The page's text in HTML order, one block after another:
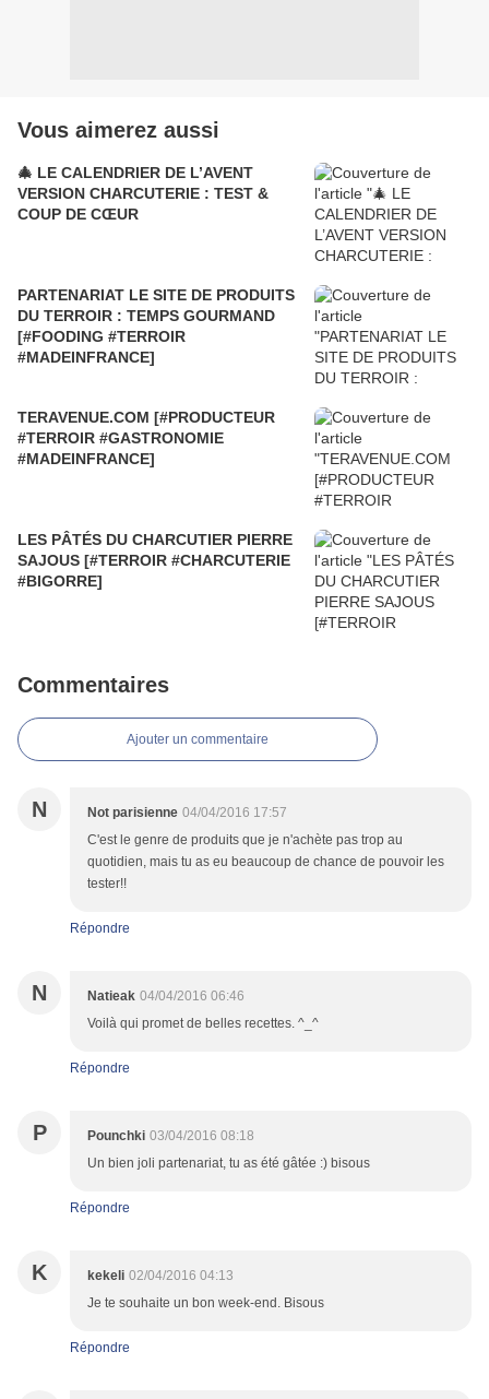
Vous aimerez aussi
🎄 LE CALENDRIER DE L’AVENT
VERSION CHARCUTERIE : TEST &
COUP DE CŒUR
PARTENARIAT LE SITE DE PRODUITS
DU TERROIR : TEMPS GOURMAND
[#FOODING #TERROIR
#MADEINFRANCE]
TERAVENUE.COM [#PRODUCTEUR
#TERROIR #GASTRONOMIE
#MADEINFRANCE]
LES PÂTÉS DU CHARCUTIER PIERRE
SAJOUS [#TERROIR #CHARCUTERIE
#BIGORRE]
Commentaires
Ajouter un commentaire
N Not parisienne 04/04/2016 17:57
C'est le genre de produits que je n'achète pas trop au
quotidien, mais tu as eu beaucoup de chance de pouvoir les
tester!!
Répondre
N Natieak 04/04/2016 06:46
Voilà qui promet de belles recettes. ^_^
Répondre
P Pounchki 03/04/2016 08:18
Un bien joli partenariat, tu as été gâtée :) bisous
Répondre
K kekeli 02/04/2016 04:13
Je te souhaite un bon week-end. Bisous
Répondre